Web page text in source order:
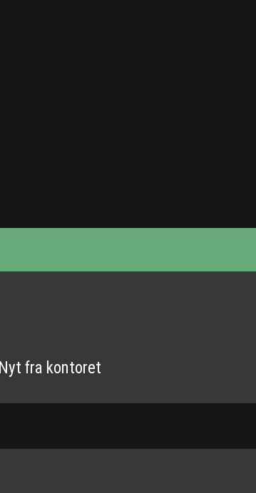
Nyt fra kontoret